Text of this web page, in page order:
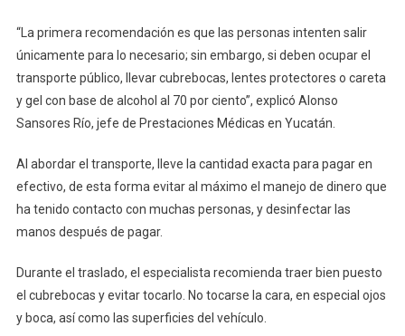
“La primera recomendación es que las personas intenten salir
únicamente para lo necesario; sin embargo, si deben ocupar el
transporte público, llevar cubrebocas, lentes protectores o careta
y gel con base de alcohol al 70 por ciento”, explicó Alonso
Sansores Río, jefe de Prestaciones Médicas en Yucatán.
Al abordar el transporte, lleve la cantidad exacta para pagar en
efectivo, de esta forma evitar al máximo el manejo de dinero que
ha tenido contacto con muchas personas, y desinfectar las
manos después de pagar.
Durante el traslado, el especialista recomienda traer bien puesto
el cubrebocas y evitar tocarlo. No tocarse la cara, en especial ojos
y boca, así como las superficies del vehículo.